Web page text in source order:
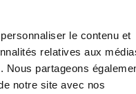
le contenu et
relatives aux
Nous partageons
notre site avec nos